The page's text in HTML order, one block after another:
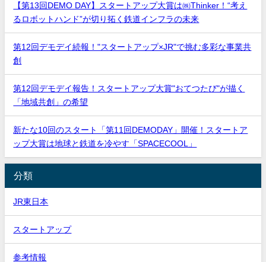
【第13回DEMO DAY】スタートアップ大賞は㈱Thinker！“考え
るロボットハンド”が切り拓く鉄道インフラの未来
第12回デモデイ続報！"スタートアップ×JR"で挑む多彩な事業共
創
第12回デモデイ報告！スタートアップ大賞"おてつたび"が描く
「地域共創」の希望
新たな10回のスタート「第11回DEMODAY」開催！スタートア
ップ大賞は地球と鉄道を冷やす「SPACECOOL」
分類
JR東日本
スタートアップ
参考情報